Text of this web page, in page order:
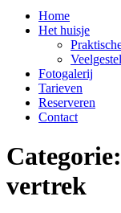
Home
Het huisje
Fotogalerij
Tarieven
Reserveren
Contact
Categorie:
vertrek